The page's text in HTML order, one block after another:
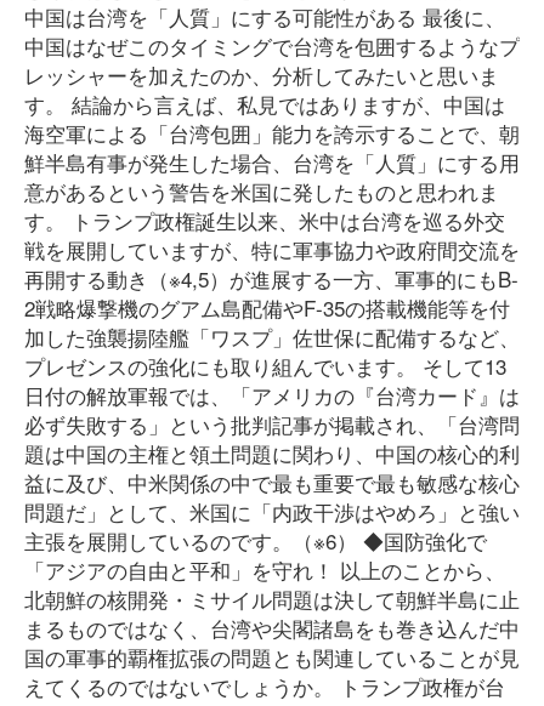
中国は台湾を「人質」にする可能性がある 最後に、
中国はなぜこのタイミングで台湾を包囲するようなプ
レッシャーを加えたのか、分析してみたいと思いま
す。 結論から言えば、私見ではありますが、中国は
海空軍による「台湾包囲」能力を誇示することで、朝
鮮半島有事が発生した場合、台湾を「人質」にする用
意があるという警告を米国に発したものと思われま
す。 トランプ政権誕生以来、米中は台湾を巡る外交
戦を展開していますが、特に軍事協力や政府間交流を
再開する動き（※4,5）が進展する一方、軍事的にもB-
2戦略爆撃機のグアム島配備やF-35の搭載機能等を付
加した強襲揚陸艦「ワスプ」佐世保に配備するなど、
プレゼンスの強化にも取り組んでいます。 そして13
日付の解放軍報では、「アメリカの『台湾カード』は
必ず失敗する」という批判記事が掲載され、「台湾問
題は中国の主権と領土問題に関わり、中国の核心的利
益に及び、中米関係の中で最も重要で最も敏感な核心
問題だ」として、米国に「内政干渉はやめろ」と強い
主張を展開しているのです。（※6） ◆国防強化で
「アジアの自由と平和」を守れ！ 以上のことから、
北朝鮮の核開発・ミサイル問題は決して朝鮮半島に止
まるものではなく、台湾や尖閣諸島をも巻き込んだ中
国の軍事的覇権拡張の問題とも関連していることが見
えてくるのではないでしょうか。 トランプ政権が台